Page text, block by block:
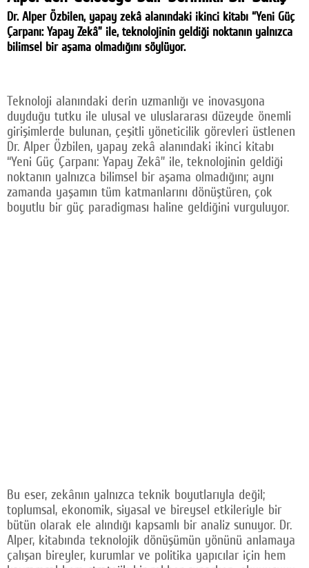
Facebook
Twitter
© 2026 TÜM HAKLARI SAKLIDIR
Dr. Alper Özbilen, yapay zekâ alanındaki ikinci kitabı “Yeni Güç
Çarpanı: Yapay Zekâ” ile, teknolojinin geldiği noktanın yalnızca
bilimsel bir aşama olmadığını söylüyor.
Teknoloji alanındaki derin uzmanlığı ve inovasyona
duyduğu tutku ile ulusal ve uluslararası düzeyde önemli
girişimlerde bulunan, çeşitli yöneticilik görevleri üstlenen
Dr. Alper Özbilen, yapay zekâ alanındaki ikinci kitabı
“Yeni Güç Çarpanı: Yapay Zekâ” ile, teknolojinin geldiği
noktanın yalnızca bilimsel bir aşama olmadığını; aynı
zamanda yaşamın tüm katmanlarını dönüştüren, çok
boyutlu bir güç paradigması haline geldiğini vurguluyor.
Bu eser, zekânın yalnızca teknik boyutlarıyla değil;
toplumsal, ekonomik, siyasal ve bireysel etkileriyle bir
bütün olarak ele alındığı kapsamlı bir analiz sunuyor. Dr.
Alper, kitabında teknolojik dönüşümün yönünü anlamaya
çalışan bireyler, kurumlar ve politika yapıcılar için hem